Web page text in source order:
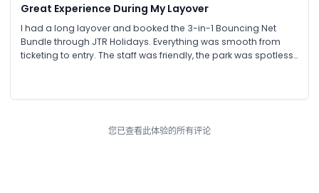
kids entertained for hours. My personal favourite was the
Canopy Bridge; it felt like floating above a forest, with the
waterfall view right in front. The place is stroller-friendly and
very clean. Make sure to go before sunset for the best lighting!
Great Experience During My Layover
I had a long layover and booked the 3-in-1 Bouncing Net
Bundle through JTR Holidays. Everything was smooth from
ticketing to entry. The staff was friendly, the park was spotless,
您已查看此体验的所有评论